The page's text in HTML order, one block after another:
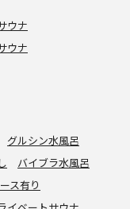
ウナ
ウナ
グルシン水風呂
バイブラ水風呂
ス有り